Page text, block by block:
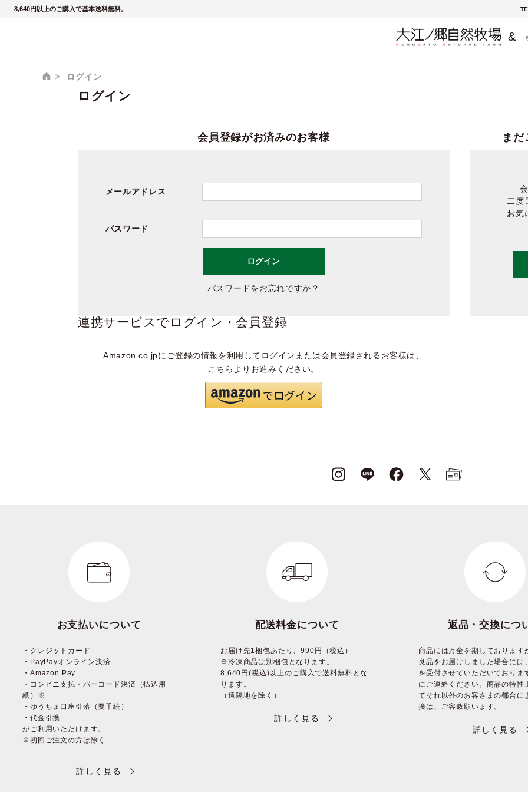
8,640円以上のご購入で基本送料無料。
&
ログイン
ログイン
会員登録がお済みのお客様
メールアドレス
パスワード
ログイン
パスワードをお忘れですか？
まだ
二度
お気
連携サービスでログイン・会員登録
Amazon.co.jpにご登録の情報を利用して ログインまたは会員登録されるお客様は、
こちらよりお進みください。
お支払いについて
・クレジットカード
・PayPayオンライン決済
・Amazon Pay
・コンビニ支払・バーコード決済（払込用
紙）※
・ゆうちょ口座引落（要手続）
・代金引換
がご利用いただけます。
※初回ご注文の方は除く
詳しく見る
配送料金について
お届け先1梱包あたり、990円（税込）
※冷凍商品は別梱包となります。
8,640円(税込)以上のご購入で送料無料とな
ります。
（遠隔地を除く）
詳しく見る
返品・交換につ
商品には万全を期しております
良品をお届けしました場合には
を受付させていただいておりま
にご連絡ください。商品の特性
てそれ以外のお客さまの都合に
換は、ご容赦願います。
詳しく見る